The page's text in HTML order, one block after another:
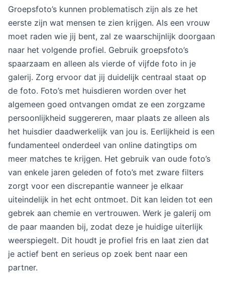
Groepsfoto’s kunnen problematisch zijn als ze het
eerste zijn wat mensen te zien krijgen. Als een vrouw
moet raden wie jij bent, zal ze waarschijnlijk doorgaan
naar het volgende profiel. Gebruik groepsfoto’s
spaarzaam en alleen als vierde of vijfde foto in je
galerij. Zorg ervoor dat jij duidelijk centraal staat op
de foto. Foto’s met huisdieren worden over het
algemeen goed ontvangen omdat ze een zorgzame
persoonlijkheid suggereren, maar plaats ze alleen als
het huisdier daadwerkelijk van jou is. Eerlijkheid is een
fundamenteel onderdeel van online datingtips om
meer matches te krijgen. Het gebruik van oude foto’s
van enkele jaren geleden of foto’s met zware filters
zorgt voor een discrepantie wanneer je elkaar
uiteindelijk in het echt ontmoet. Dit kan leiden tot een
gebrek aan chemie en vertrouwen. Werk je galerij om
de paar maanden bij, zodat deze je huidige uiterlijk
weerspiegelt. Dit houdt je profiel fris en laat zien dat
je actief bent en serieus op zoek bent naar een
partner.